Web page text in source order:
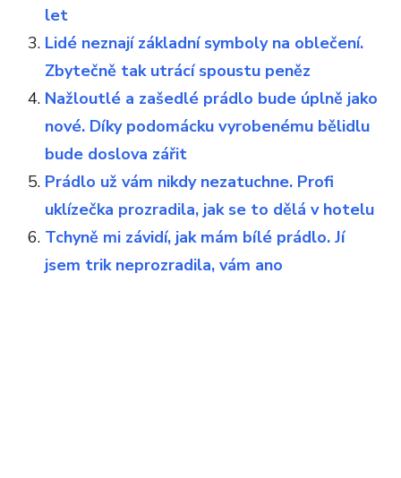
let
Lidé neznají základní symboly na oblečení.
Zbytečně tak utrácí spoustu peněz
Nažloutlé a zašedlé prádlo bude úplně jako
nové. Díky podomácku vyrobenému bělidlu
bude doslova zářit
Prádlo už vám nikdy nezatuchne. Profi
uklízečka prozradila, jak se to dělá v hotelu
Tchyně mi závidí, jak mám bílé prádlo. Jí
jsem trik neprozradila, vám ano